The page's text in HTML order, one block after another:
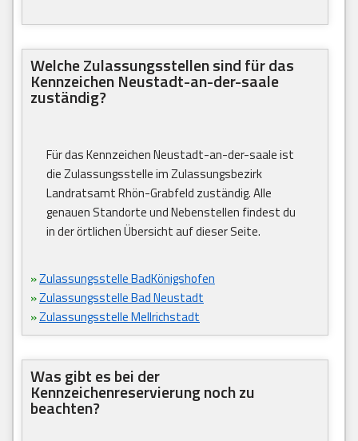
Welche Zulassungsstellen sind für das
Kennzeichen Neustadt-an-der-saale
zuständig?
Für das Kennzeichen Neustadt-an-der-saale ist
die Zulassungsstelle im Zulassungsbezirk
Landratsamt Rhön-Grabfeld zuständig. Alle
genauen Standorte und Nebenstellen findest du
in der örtlichen Übersicht auf dieser Seite.
»Zulassungsstelle BadKönigshofen
»Zulassungsstelle Bad Neustadt
»Zulassungsstelle Mellrichstadt
Was gibt es bei der
Kennzeichenreservierung noch zu
beachten?